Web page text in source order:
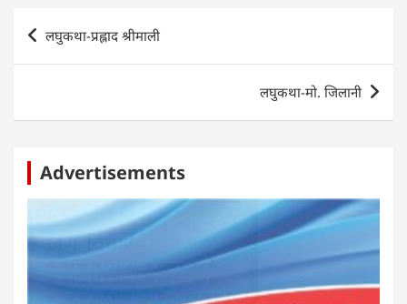
A
p
b
o
k
g n
Post
navigation
लघुकथा-प्रह्लाद श्रीमाली
लघुकथा-मो. जिलानी
Advertisements